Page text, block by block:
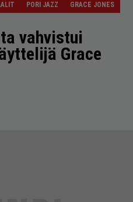
PORI JAZZ GRACE JONES
vahvistui
Grace